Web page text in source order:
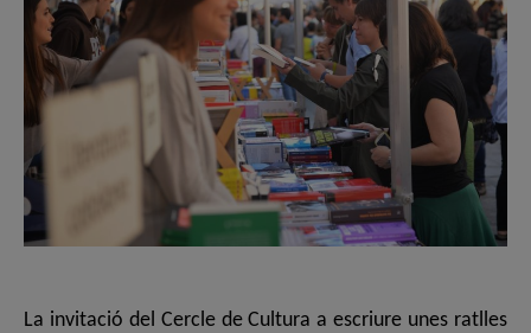
La invitació del Cercle de Cultura a escriure unes ratlles